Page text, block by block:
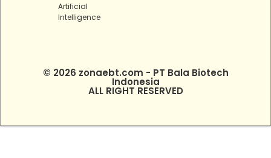
Artificial
Intelligence
© 2026 zonaebt.com - PT Bala Biotech
Indonesia
ALL RIGHT RESERVED